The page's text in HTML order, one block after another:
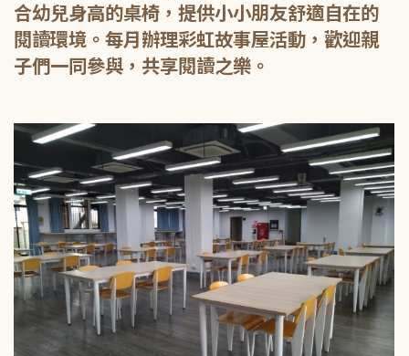
合幼兒身高的桌椅，提供小小朋友舒適自在的
閱讀環境。每月辦理彩虹故事屋活動，歡迎親
子們一同參與，共享閱讀之樂。